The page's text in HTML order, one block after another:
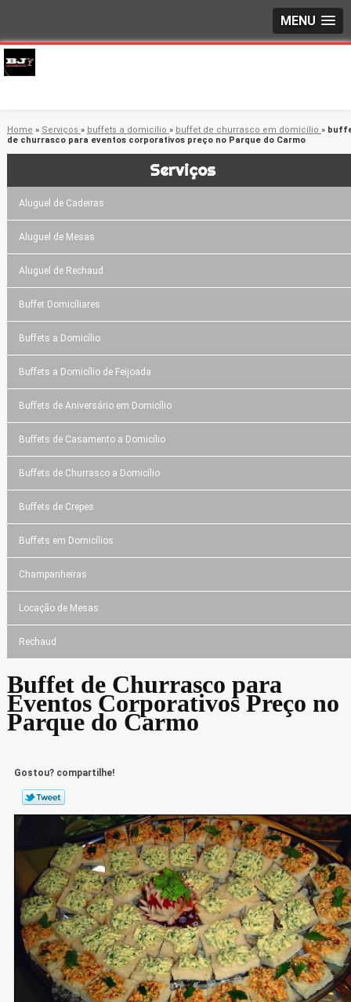
MENU
Home » Serviços » buffets a domicílio » buffet de churrasco em domicílio »
de churrasco para eventos corporativos preço no Parque do Carmo
Serviços
Aluguel de Cadeiras
Aluguel de Mesas
Aluguel de Rechaud
Buffet Domicíliares
Buffets a Domicílio
Buffets a Domicílio de Feijoada
Buffets de Aniversário em Domicílio
Buffets de Casamento a Domicílio
Buffets de Churrasco a Domicílio
Buffets de Crepes
Buffets em Domicílios
Champanheiras
Locação de Mesas
Rechaud
Buffet de Churrasco para
Eventos Corporativos Preço no
Parque do Carmo
Gostou? compartilhe!